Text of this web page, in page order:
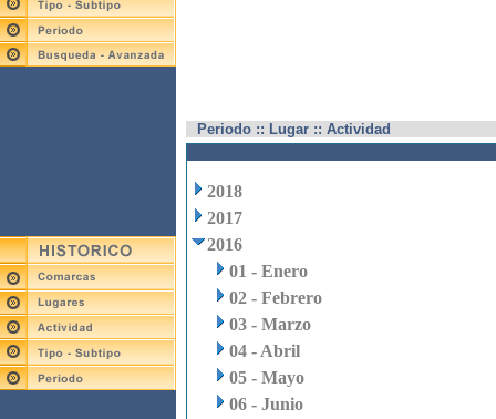
Periodo :: Lugar :: Actividad
2018
2017
2016
01 - Enero
02 - Febrero
03 - Marzo
04 - Abril
05 - Mayo
06 - Junio